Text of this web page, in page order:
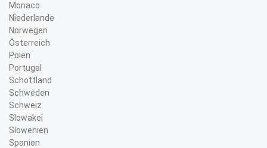
deinem vollständigen Namen
Klicke bei WhatsApp auf Status. Sobald ein
neuer Status verfügbar ist, wird er dir hier
Status, sende uns Aregungen oder melde
Jetzt QR Code scannen!
Monaco
Niederlande
Norwegen
Österreich
Polen
Portugal
Schottland
Schweden
Schweiz
Slowakei
Slowenien
Spanien